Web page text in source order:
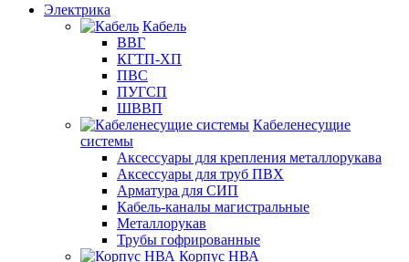
Электрика
Кабель
ВВГ
КГТП-ХП
ПВС
ПУГСП
ШВВП
Кабеленесущие
системы
Аксессуары для крепления металлорукава
Аксессуары для труб ПВХ
Арматура для СИП
Кабель-каналы магистральные
Металлорукав
Трубы гофрированные
Корпус НВА